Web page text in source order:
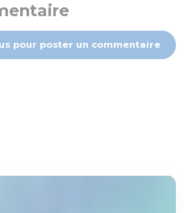
pour poster un commentaire